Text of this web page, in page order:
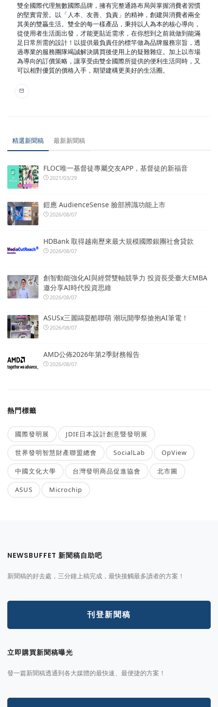
雙全國際代理無數國際品牌，擁有完整通路布局與掌握消費者習慣
的堅實背景。以「人本、友善、負責」的精神，創建與消費者兩全
其美的雙贏生活。雙全的每一樣產品，秉持以人為本的核心導向，
從使用者生活面出發，才能更貼近需求，在你想到之前就做到能滿
足日常所需的設計！以提供最負責任的標竿做為品牌服務宗旨，透
過專業的服務團隊竭誠解決購買後使用上的疑難雜症。加上以市場
為導向的訂價策略，讓享受由雙全國際所提供的便利生活同時，又
可以相對優質的價格入手，期望建構更美好的生活圈。
精選新聞稿 最新新聞稿
FLOC唯一基督徒專屬交友APP，基督徒的新福音
2021/03/29
鎧應 AudienceSense 臉部辨識功能上市
2026/08/07
HDBank 取得越南歷來最大規模國際銀團社會貸款
2026/08/07
創智動能強化AI與經營雙軸競爭力 投資長受臺大EMBA
邀分享AI時代投資思維
2026/08/07
ASUSx三麗鷗耍酷聯萌 潮玩開學祭搶抱AI筆電！
2026/08/07
AMD公佈2026年第2季財務報告
2026/08/07
熱門標籤
國際發明展 JDIE日本設計創意暨發明展
世界發明智慧財產聯盟總會 SocialLab OpView
中國文化大學 台灣發明商品促進協會 北市圖
ASUS Microchip
NEWSBUFFET 新聞稿自助吧
新聞稿的好去處，三分鐘上稿完成，最快接觸最多讀者的方案！
刊登新聞稿
立即購買新聞稿曝光
發一篇新聞稿透通到各大媒體的最快速、最便捷的方案！